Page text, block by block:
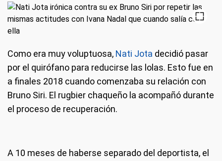
Como era muy voluptuosa, Nati Jota decidió pasar
por el quirófano para reducirse las lolas. Esto fue en
a finales 2018 cuando comenzaba su relación con
Bruno Siri. El rugbier chaqueño la acompañó durante
el proceso de recuperación.
A 10 meses de haberse separado del deportista, el